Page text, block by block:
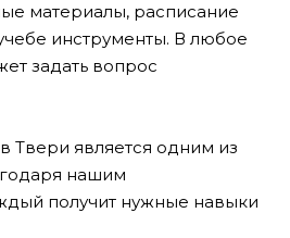
материалы, расписание
инструменты. В любое
задать вопрос
Твери является одним из
нашим
получит нужные навыки